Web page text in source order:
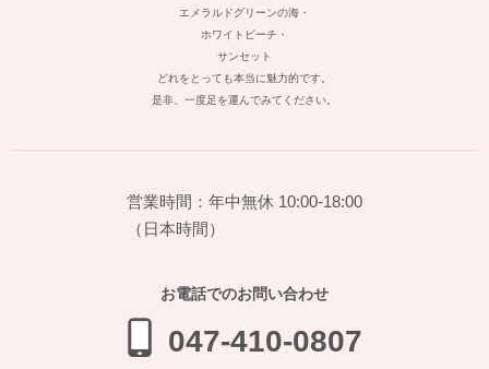
エメラルドグリーンの海・
ホワイトビーチ・
サンセット
どれをとっても本当に魅力的です。
是非、一度足を運んでみてください。
営業時間：年中無休 10:00-18:00
（日本時間）
お電話でのお問い合わせ
047-410-0807